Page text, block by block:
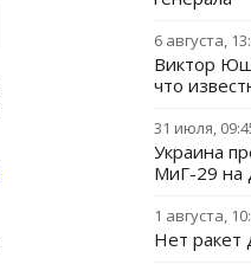
6 августа,
Виктор
что
31 июля,
Украина
МиГ-29 на
1 августа,
Нет ракет